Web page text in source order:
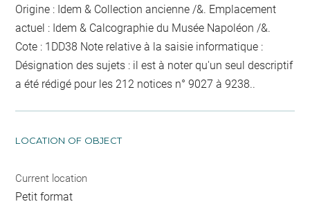
Origine : Idem & Collection ancienne /&. Emplacement
actuel : Idem & Calcographie du Musée Napoléon /&.
Cote : 1DD38 Note relative à la saisie informatique :
Désignation des sujets : il est à noter qu'un seul descriptif
a été rédigé pour les 212 notices n° 9027 à 9238..
LOCATION OF OBJECT
Current location
Petit format